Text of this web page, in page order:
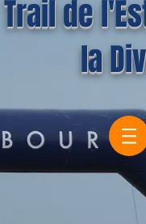
Trail de
la